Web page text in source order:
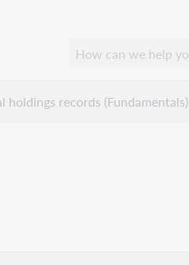
holdings records (Fundamentals)